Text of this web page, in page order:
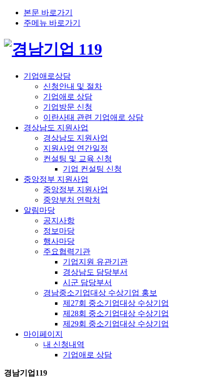
본문 바로가기
주메뉴 바로가기
기업애로상담
신청안내 및 절차
기업애로 상담
기업방문 신청
이란사태 관련 기업애로 상담
경상남도 지원사업
경상남도 지원사업
지원사업 연간일정
컨설팅 및 교육 신청
기업 컨설팅 신청
중앙정부 지원사업
중앙정부 지원사업
중앙부처 연락처
알림마당
공지사항
정보마당
행사마당
주요협력기관
기업지원 유관기관
경상남도 담당부서
시군 담당부서
경남중소기업대상 수상기업 홍보
제27회 중소기업대상 수상기업
제28회 중소기업대상 수상기업
제29회 중소기업대상 수상기업
마이페이지
내 신청내역
기업애로 상담
경남기업119